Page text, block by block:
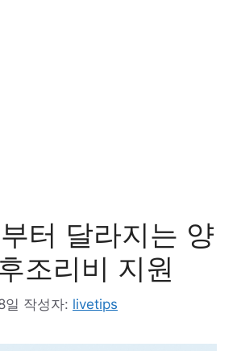
터 달라지는 양
조리비 지원
일 작성자: livetips